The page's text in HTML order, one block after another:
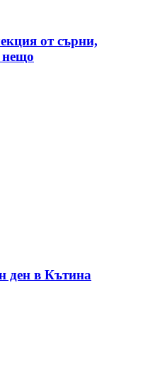
от сърни,
в Кътина